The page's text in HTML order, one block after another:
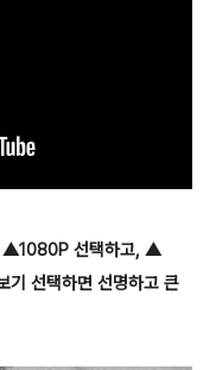
▲1080P 선택하고, ▲
명하고 큰